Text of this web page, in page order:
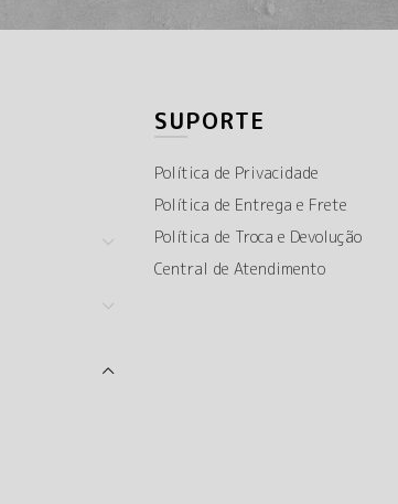
SUPORTE
Política de Privacidade
Política de Entrega e Frete
Política de Troca e Devolução
Central de Atendimento